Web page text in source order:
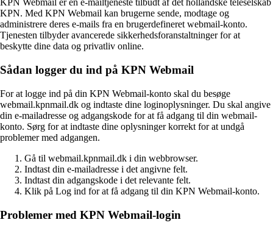
KPN Webmail er en e-mailtjeneste tilbudt af det hollandske teleselskab
KPN. Med KPN Webmail kan brugerne sende, modtage og
administrere deres e-mails fra en brugerdefineret webmail-konto.
Tjenesten tilbyder avancerede sikkerhedsforanstaltninger for at
beskytte dine data og privatliv online.
Sådan logger du ind på KPN Webmail
For at logge ind på din KPN Webmail-konto skal du besøge
webmail.kpnmail.dk og indtaste dine loginoplysninger. Du skal angive
din e-mailadresse og adgangskode for at få adgang til din webmail-
konto. Sørg for at indtaste dine oplysninger korrekt for at undgå
problemer med adgangen.
Gå til webmail.kpnmail.dk i din webbrowser.
Indtast din e-mailadresse i det angivne felt.
Indtast din adgangskode i det relevante felt.
Klik på Log ind for at få adgang til din KPN Webmail-konto.
Problemer med KPN Webmail-login